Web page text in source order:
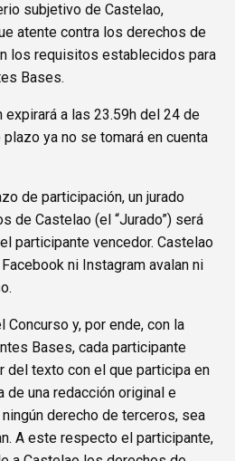
subjetivo de Castelao,
atente contra los derechos de
los requisitos establecidos para
Bases.
expirará a las 23.59h del 24 de
ya no se tomará en cuenta
de participación, un jurado
de Castelao (el “Jurado”) será
participante vencedor. Castelao
ni Instagram avalan ni
Concurso y, por ende, con la
Bases, cada participante
del texto con el que participa en
de una redacción original e
derecho de terceros, sea
A este respecto el participante,